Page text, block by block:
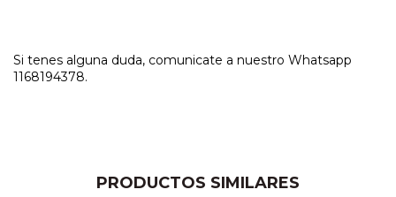
Si tenes alguna duda, comunicate a nuestro Whatsapp
1168194378.
PRODUCTOS SIMILARES